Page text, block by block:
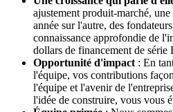
ajustement produit-marché,
année sur l'autre, des
connaissance approfondie de
dollars de financement de
Opportunité d'impact : En
l'équipe, vos contributions
l'équipe et l'avenir de
l'idée de construire, vous vous